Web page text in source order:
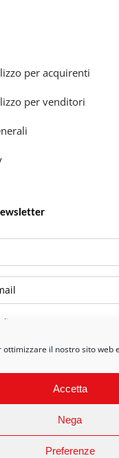
ottimizzare il nostro sito web
Accetta
Nega
Preferenze
per acquirenti
per venditori